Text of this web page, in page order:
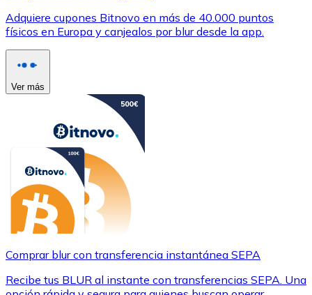
Adquiere cupones Bitnovo en más de 40.000 puntos
físicos en Europa y canjealos por blur desde la app.
Ver más
Comprar blur con transferencia instantánea SEPA
Recibe tus BLUR al instante con transferencias SEPA. Una